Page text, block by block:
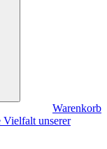
Warenkorb